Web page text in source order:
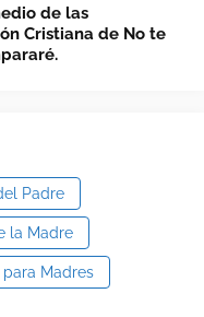
de las
Cristiana de No te
Padre
la Madre
para Madres